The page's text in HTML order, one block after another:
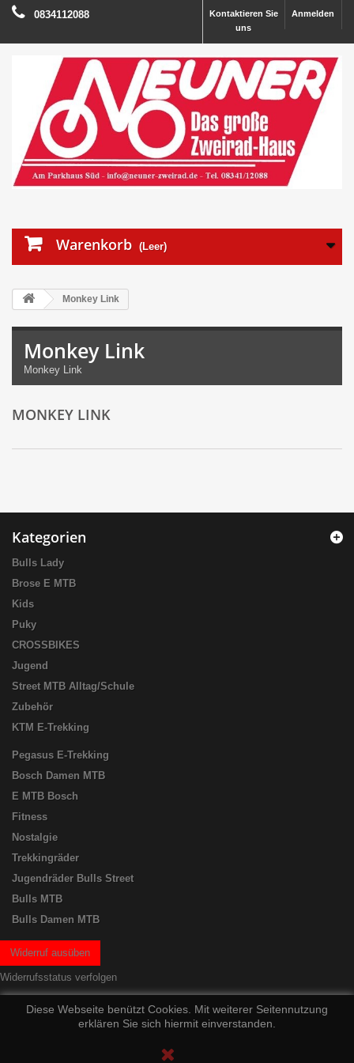
Anmelden
Kontaktieren Sie
uns
0834112088
Warenkorb (Leer)
Monkey Link
Monkey Link
Monkey Link
MONKEY LINK
Kategorien
Bulls Lady
Brose E MTB
Kids
Puky
CROSSBIKES
Jugend
Street MTB Alltag/Schule
Zubehör
KTM E-Trekking
Pegasus E-Trekking
Bosch Damen MTB
E MTB Bosch
Fitness
Nostalgie
Trekkingräder
Jugendräder Bulls Street
Bulls MTB
Bulls Damen MTB
Diese Webseite benützt Cookies. Mit weiterer Seitennutzung
erklären Sie sich hiermit einverstanden.
Widerruf ausüben
Widerrufsstatus verfolgen